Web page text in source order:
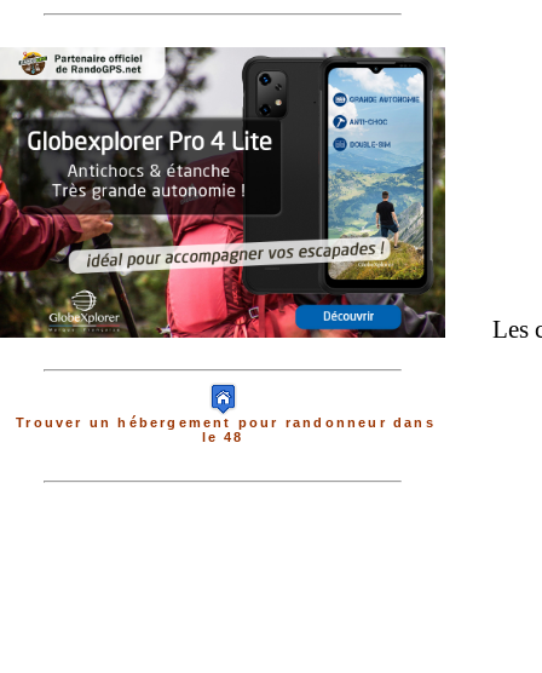
Trouver un hébergement pour randonneur dans
le 48
Les